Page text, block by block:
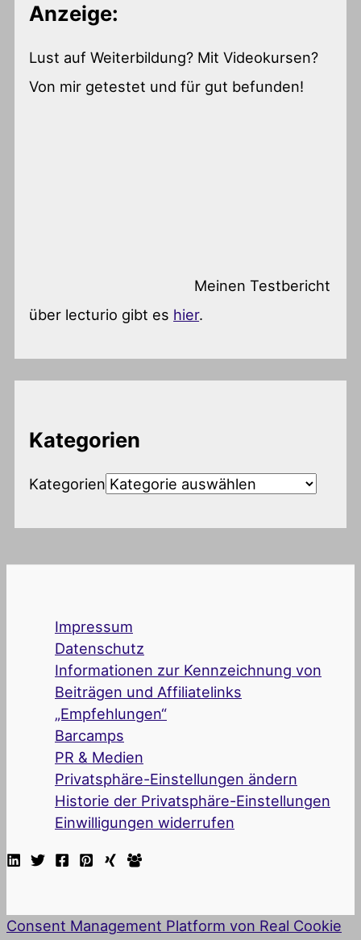
Anzeige:
Lust auf Weiterbildung? Mit Videokursen?
Von mir getestet und für gut befunden!
Meinen Testbericht
über lecturio gibt es hier.
Kategorien
Kategorien
Impressum
Datenschutz
Informationen zur Kennzeichnung von
Beiträgen und Affiliatelinks
„Empfehlungen“
Barcamps
PR & Medien
Privatsphäre-Einstellungen ändern
Historie der Privatsphäre-Einstellungen
Einwilligungen widerrufen
Consent Management Platform von Real Cookie